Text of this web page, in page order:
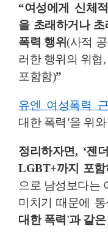
“여성에게 신체
을 초래하거나
폭력 행위(사적
러한 행위의 위협
포함함)”
유엔 여성폭력
대한 폭력’을 위
정리하자면, ‘젠
LGBT+까지 포함
으로 남성보다는
미치기 때문에 통
대한 폭력'과 같